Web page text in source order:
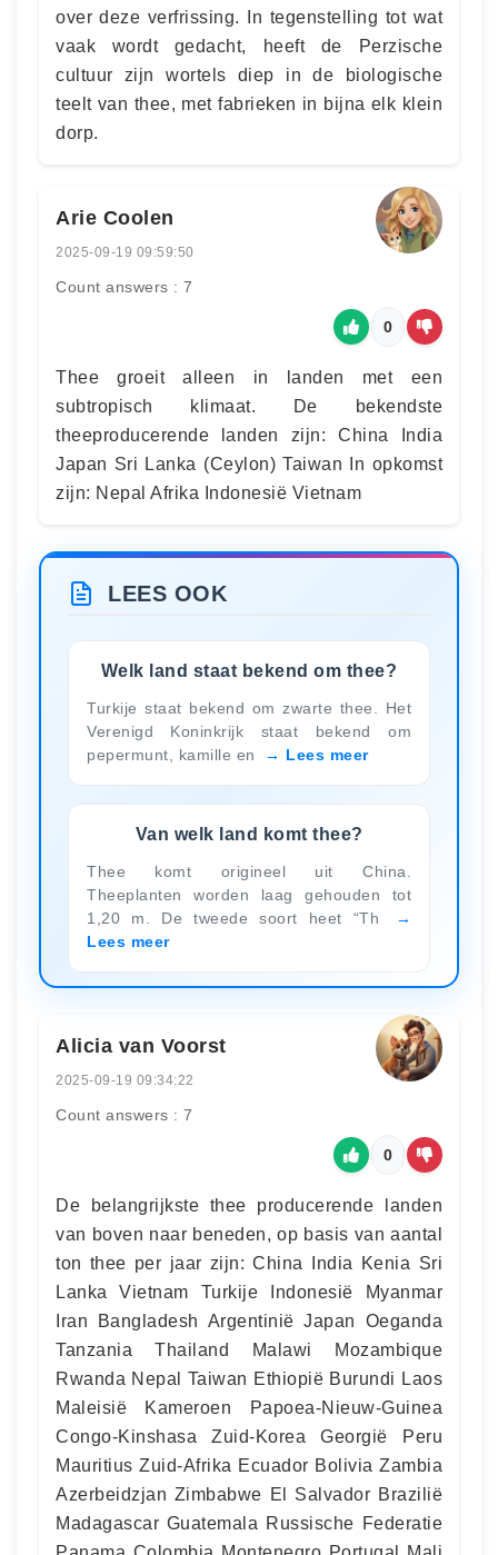
over deze verfrissing. In tegenstelling tot wat
vaak wordt gedacht, heeft de Perzische
cultuur zijn wortels diep in de biologische
teelt van thee, met fabrieken in bijna elk klein
dorp.
Arie Coolen
2025-09-19 09:59:50
Count answers : 7
0
Thee groeit alleen in landen met een
subtropisch klimaat. De bekendste
theeproducerende landen zijn: China India
Japan Sri Lanka (Ceylon) Taiwan In opkomst
zijn: Nepal Afrika Indonesië Vietnam
LEES OOK
Welk land staat bekend om thee?
Turkije staat bekend om zwarte thee. Het
Verenigd Koninkrijk staat bekend om
pepermunt, kamille en
Lees meer
Van welk land komt thee?
Thee komt origineel uit China.
Theeplanten worden laag gehouden tot
1,20 m. De tweede soort heet “Th
Lees meer
Alicia van Voorst
2025-09-19 09:34:22
Count answers : 7
0
De belangrijkste thee producerende landen
van boven naar beneden, op basis van aantal
ton thee per jaar zijn: China India Kenia Sri
Lanka Vietnam Turkije Indonesië Myanmar
Iran Bangladesh Argentinië Japan Oeganda
Tanzania Thailand Malawi Mozambique
Rwanda Nepal Taiwan Ethiopië Burundi Laos
Maleisië Kameroen Papoea-Nieuw-Guinea
Congo-Kinshasa Zuid-Korea Georgië Peru
Mauritius Zuid-Afrika Ecuador Bolivia Zambia
Azerbeidzjan Zimbabwe El Salvador Brazilië
Madagascar Guatemala Russische Federatie